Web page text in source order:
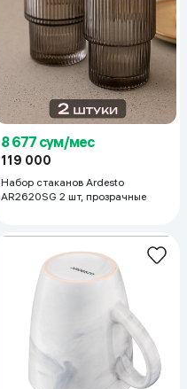
8 677 сум/мес
119 000
Набор стаканов Ardesto
AR2620SG 2 шт, прозрачные